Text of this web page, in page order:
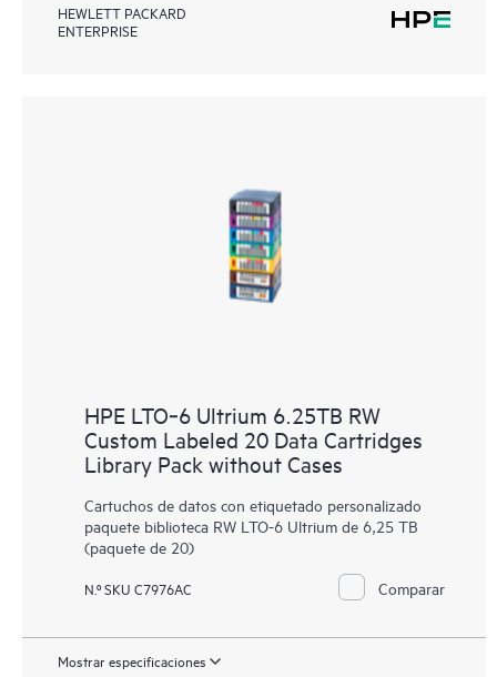
HEWLETT PACKARD
ENTERPRISE
HPE LTO‑6 Ultrium 6.25TB RW
Custom Labeled 20 Data Cartridges
Library Pack without Cases
Cartuchos de datos con etiquetado personalizado
paquete biblioteca RW LTO-6 Ultrium de 6,25 TB
(paquete de 20)
N.º SKU C7976AC Comparar
Mostrar especificaciones